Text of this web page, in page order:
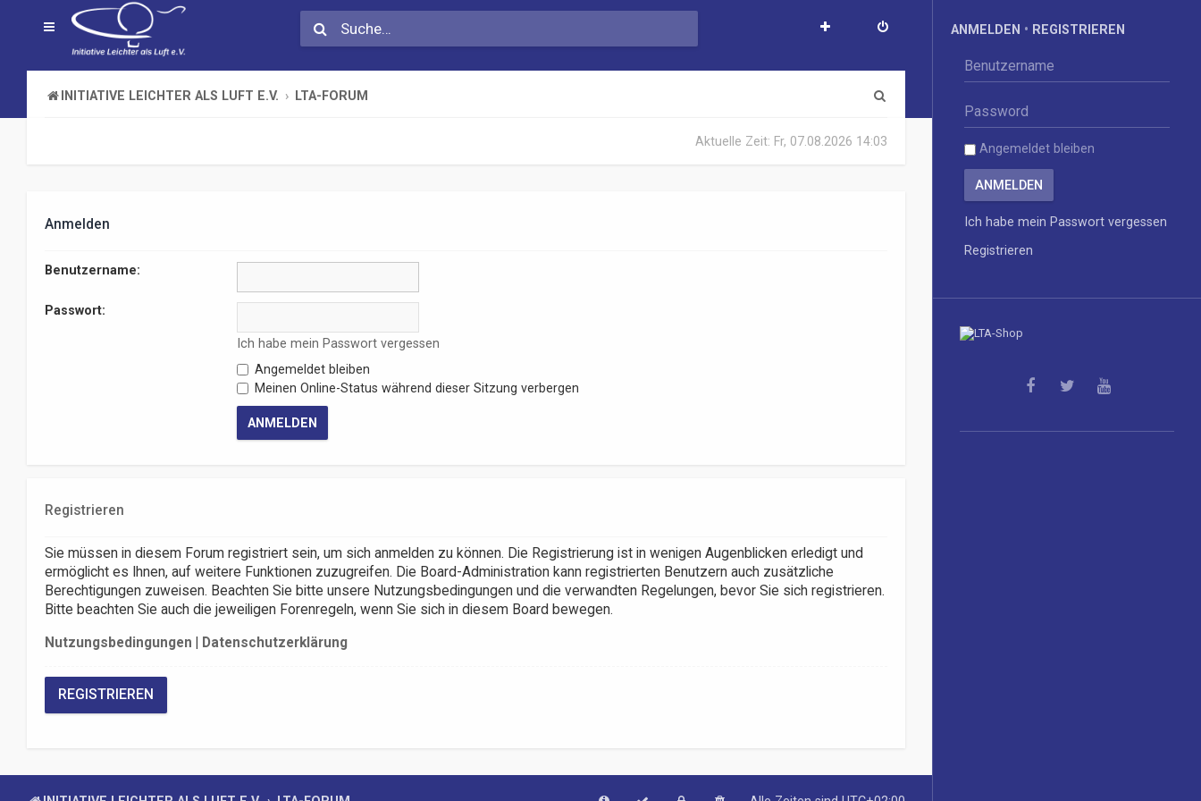
INITIATIVE LEICHTER ALS LUFT E.V. LTA-FORUM
Aktuelle Zeit: Fr, 07.08.2026 14:03
Anmelden
Benutzername:
Passwort:
Ich habe mein Passwort vergessen
Angemeldet bleiben
Meinen Online-Status während dieser Sitzung verbergen
Registrieren
Sie müssen in diesem Forum registriert sein, um sich anmelden zu können. Die Registrierung ist in wenigen Augenblicken erledigt und
ermöglicht es Ihnen, auf weitere Funktionen zuzugreifen. Die Board-Administration kann registrierten Benutzern auch zusätzliche
Berechtigungen zuweisen. Beachten Sie bitte unsere Nutzungsbedingungen und die verwandten Regelungen, bevor Sie sich registrieren.
Bitte beachten Sie auch die jeweiligen Forenregeln, wenn Sie sich in diesem Board bewegen.
Nutzungsbedingungen Datenschutzerklärung
REGISTRIEREN
ANMELDEN • REGISTRIEREN
Angemeldet bleiben
Ich habe mein Passwort vergessen
Registrieren